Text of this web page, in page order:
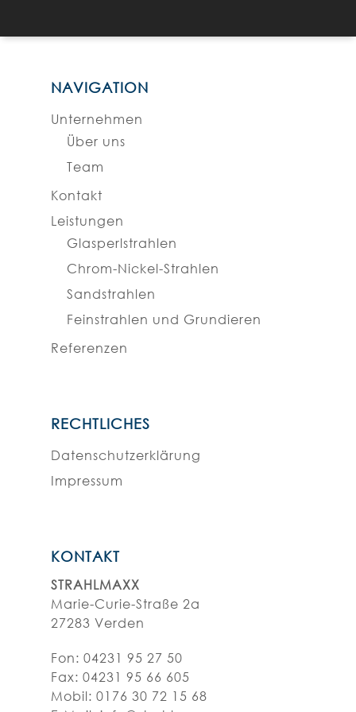
NAVIGATION
Unternehmen
Über uns
Team
Kontakt
Leistungen
Glasperlstrahlen
Chrom-Nickel-Strahlen
Sandstrahlen
Feinstrahlen und Grundieren
Referenzen
RECHTLICHES
Datenschutzerklärung
Impressum
KONTAKT
STRAHLMAXX
Marie-Curie-Straße 2a
27283 Verden
Fon: 04231 95 27 50
Fax: 04231 95 66 605
Mobil: 0176 30 72 15 68